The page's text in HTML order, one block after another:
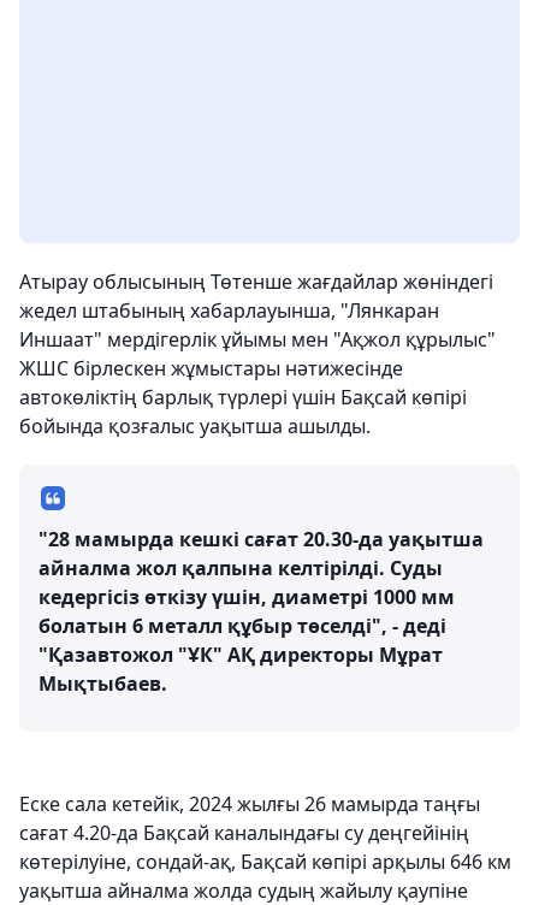
Атырау облысының Төтенше жағдайлар жөніндегі
жедел штабының хабарлауынша, "Лянкаран
Иншаат" мердігерлік ұйымы мен "Ақжол құрылыс"
ЖШС бірлескен жұмыстары нәтижесінде
автокөліктің барлық түрлері үшін Бақсай көпірі
бойында қозғалыс уақытша ашылды.
"28 мамырда кешкі сағат 20.30-да уақытша
айналма жол қалпына келтірілді. Суды
кедергісіз өткізу үшін, диаметрі 1000 мм
болатын 6 металл құбыр төселді", - деді
"Қазавтожол "ҰК" АҚ директоры Мұрат
Мықтыбаев.
Еске сала кетейік, 2024 жылғы 26 мамырда таңғы
сағат 4.20-да Бақсай каналындағы су деңгейінің
көтерілуіне, сондай-ақ, Бақсай көпірі арқылы 646 км
уақытша айналма жолда судың жайылу қаупіне